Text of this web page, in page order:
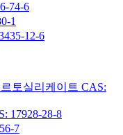
74-6
1
12-6
토실리케이트 CAS:
17928-28-8
7